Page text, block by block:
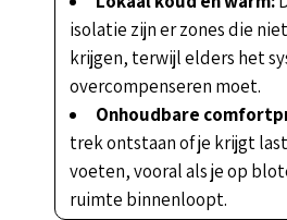
isolatie zijn er zones die
krijgen, terwijl elders het
overcompenseren moet.
Onhoudbare
trek ontstaan of je krijgt
voeten, vooral als je op
ruimte binnenloopt.